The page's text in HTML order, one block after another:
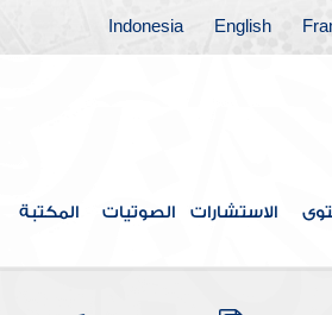
English
Indonesia
الاستشارات الصوتيات المكتبة